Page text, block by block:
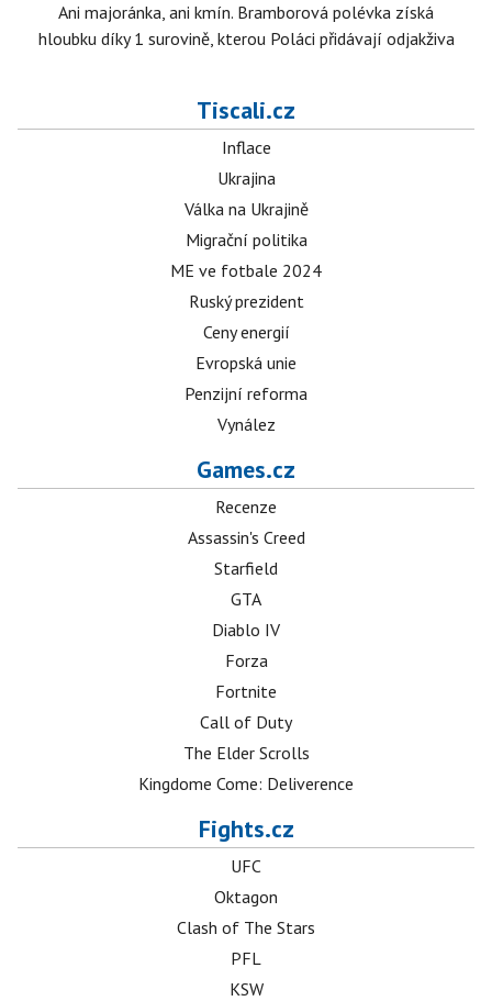
Ani majoránka, ani kmín. Bramborová polévka získá
hloubku díky 1 surovině, kterou Poláci přidávají odjakživa
Tiscali.cz
Inflace
Ukrajina
Válka na Ukrajině
Migrační politika
ME ve fotbale 2024
Ruský prezident
Ceny energií
Evropská unie
Penzijní reforma
Vynález
Games.cz
Recenze
Assassin's Creed
Starfield
GTA
Diablo IV
Forza
Fortnite
Call of Duty
The Elder Scrolls
Kingdome Come: Deliverence
Fights.cz
UFC
Oktagon
Clash of The Stars
PFL
KSW